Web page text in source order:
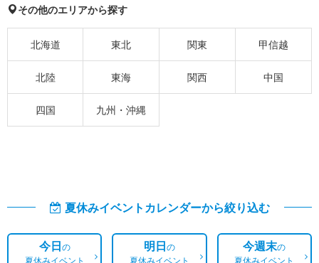
その他のエリアから探す
北海道 東北 関東 甲信越
北陸 東海 関西 中国
四国 九州・沖縄
夏休みイベントカレンダーから絞り込む
今日の
夏休みイベント
明日の
夏休みイベント
今週末の
夏休みイベント